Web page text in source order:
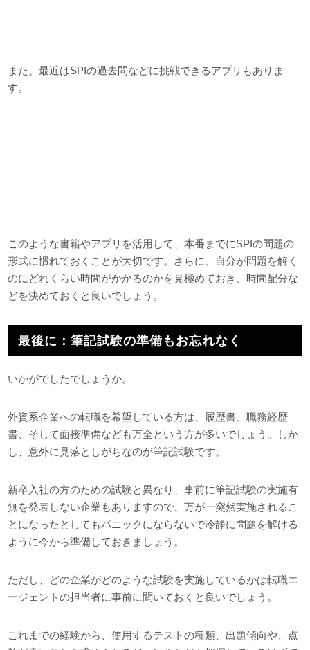
また、最近はSPIの過去問などに挑戦できるアプリもありま
す。
このような書籍やアプリを活用して、本番までにSPIの問題の
形式に慣れておくことが大切です。さらに、自分が問題を解く
のにどれくらい時間がかかるのかを見極めておき、時間配分な
どを決めておくと良いでしょう。
最後に：筆記試験の準備もお忘れなく
いかがでしたでしょうか。
外資系企業への転職を希望している方は、履歴書、職務経歴
書、そして面接準備なども万全という方が多いでしょう。しか
し、意外に見落としがちなのが筆記試験です。
新卒入社の方のための試験と異なり、事前に筆記試験の実施有
無を発表しない企業もありますので、万が一突然実施されるこ
とになったとしてもパニックにならないで冷静に問題を解ける
ように今から準備しておきましょう。
ただし、どの企業がどのような試験を実施しているかは転職エ
ージェントの担当者に事前に聞いておくと良いでしょう。
これまでの経験から、使用するテストの種類、出題傾向や、点